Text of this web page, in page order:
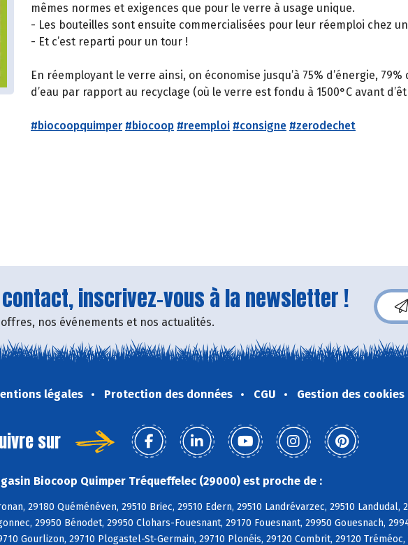
mêmes normes et exigences que pour le verre à usage unique.
- Les bouteilles sont ensuite commercialisées pour leur réemploi chez
- Et c’est reparti pour un tour !
En réemployant le verre ainsi, on économise jusqu’à 75% d’énergie,
d’eau par rapport au recyclage (où le verre est fondu à 1500°C avant
#biocoopquimper #biocoop #reemploi #consigne #zerodechet
inscrivez-vous à la newsletter !
nos événements et nos actualités.
légales Protection des données CGU Gestion des cookies
sur
Biocoop Quimper Tréqueffelec (29000) est proche de :
29180 Quéménéven, 29510 Briec, 29510 Edern, 29510 Landrévarzec, 29510 Landudal,
29950 Bénodet, 29950 Clohars-Fouesnant, 29170 Fouesnant, 29950 Gouesnach,
Gourlizon, 29710 Plogastel-St-Germain, 29710 Plonéis, 29120 Combrit, 29120